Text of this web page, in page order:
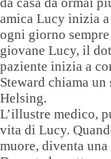
amica Lucy inizia
ogni giorno
giovane Lucy, il
paziente inizia a
Steward chiama
Helsing.
L’illustre medico,
vita di Lucy.
muore, diventa